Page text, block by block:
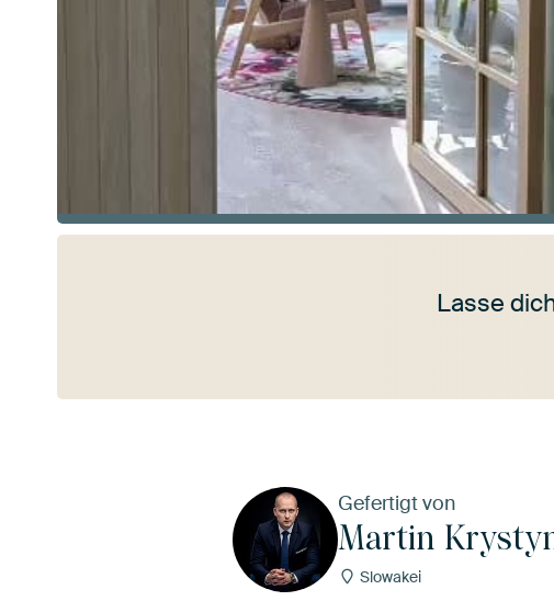
Lasse
Gefertigt von
Martin
Slowakei